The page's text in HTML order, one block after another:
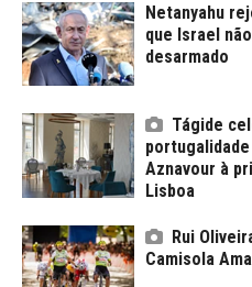
Netanyahu
que Israel
desarmado
Tágide
Aznavour à
Lisboa
Rui
Camisola